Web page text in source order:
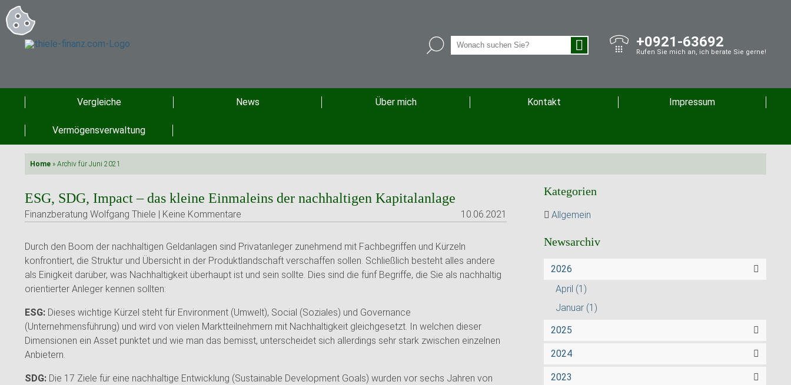
+0921-63692
Rufen Sie mich an, ich berate Sie gerne!
Vergleiche News Über mich Kontakt Impressum
Vermögensverwaltung
Home » Archiv für Juni 2021
ESG, SDG, Impact – das kleine Einmaleins der nachhaltigen Kapitalanlage
Finanzberatung Wolfgang Thiele | Keine Kommentare 10.06.2021
Durch den Boom der nachhaltigen Geldanlagen sind Privatanleger zunehmend mit Fachbegriffen und Kürzeln
konfrontiert, die Struktur und Übersicht in der Produktlandschaft verschaffen sollen. Schließlich besteht alles andere
als Einigkeit darüber, was Nachhaltigkeit überhaupt ist und sein sollte. Dies sind die fünf Begriffe, die Sie als nachhaltig
orientierter Anleger kennen sollten:
ESG: Dieses wichtige Kürzel steht für Environment (Umwelt), Social (Soziales) und Governance
(Unternehmensführung) und wird von vielen Marktteilnehmern mit Nachhaltigkeit gleichgesetzt. In welchen dieser
Dimensionen ein Asset punktet und wie man das bemisst, unterscheidet sich allerdings sehr stark zwischen einzelnen
Anbietern.
SDG: Die 17 Ziele für eine nachhaltige Entwicklung (Sustainable Development Goals) wurden vor sechs Jahren von
Kategorien
Allgemein
Newsarchiv
2026
April (1)
Januar (1)
2025
2024
2023